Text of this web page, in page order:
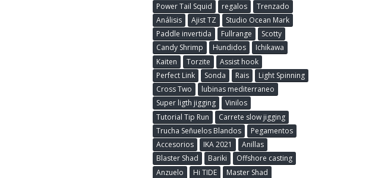
Power Tail Squid
regalos
Trenzado
Análisis
Ajist TZ
Studio Ocean Mark
Paddle invertida
Fullrange
Scotty
Candy Shrimp
Hundidos
Ichikawa
Kaiten
Torzite
Assist hook
Perfect Link
Sonda Rais
Light Spinning
Cross Two
lubinas mediterraneo
Super ligth jigging
Vinilos
Tutorial Tip Run
Carrete slow jigging
Trucha Señuelos Blandos
Pegamentos
Accesorios
IKA 2021
Anillas
Blaster Shad
Bariki
Offshore casting
Anzuelo
Hi TIDE
Master Shad